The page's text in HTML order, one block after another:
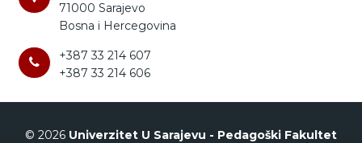
71000 Sarajevo
Bosna i Hercegovina
+387 33 214 607
+387 33 214 606
© 2026 Univerzitet U Sarajevu - Pedagoški Fakultet